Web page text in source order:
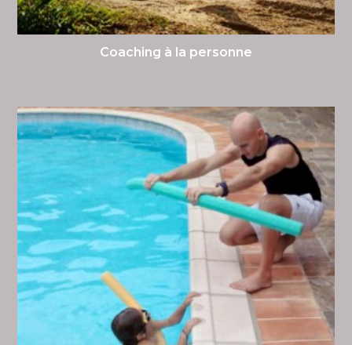
Coaching à la personne